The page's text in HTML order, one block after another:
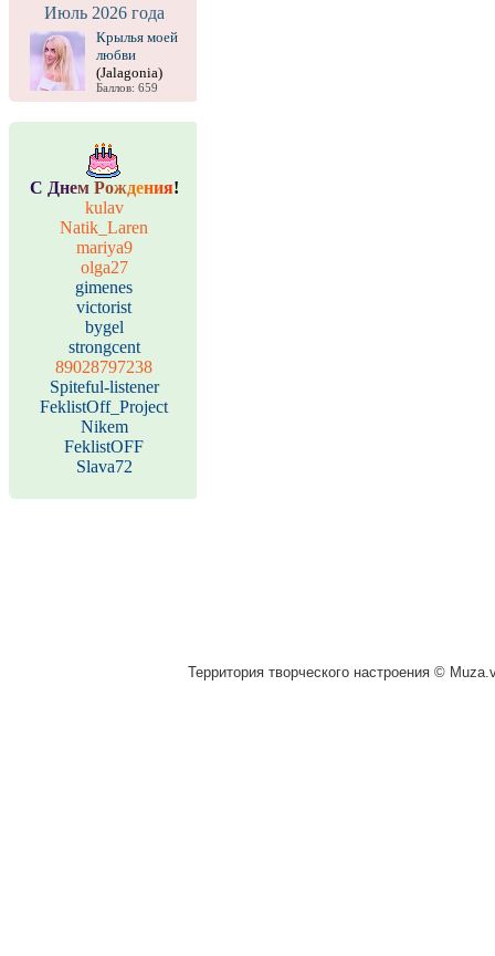
Июль 2026 года
Крылья моей
любви
(Jalagonia)
Баллов: 659
С Днем Рождения!
kulav
Natik_Laren
mariya9
olga27
gimenes
victorist
bygel
strongcent
89028797238
Spiteful-listener
FeklistOff_Project
Nikem
FeklistOFF
Slava72
Территория творческого настроения ©